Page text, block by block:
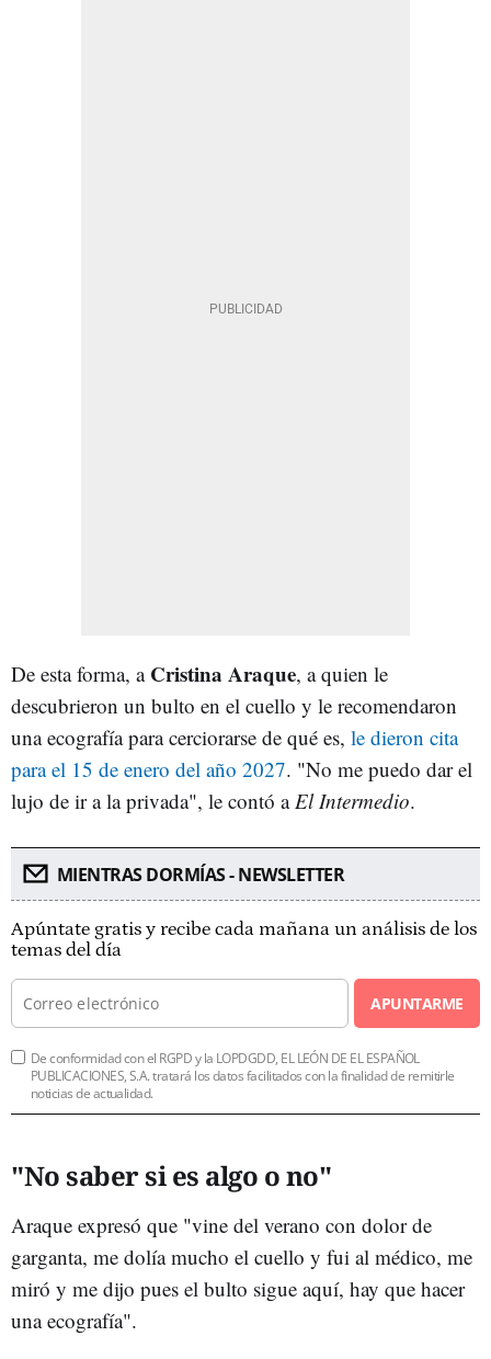
De esta forma, a Cristina Araque, a quien le
descubrieron un bulto en el cuello y le recomendaron
una ecografía para cerciorarse de qué es, le dieron cita
para el 15 de enero del año 2027. "No me puedo dar el
lujo de ir a la privada", le contó a El Intermedio.
MIENTRAS DORMÍAS - NEWSLETTER
Apúntate gratis y recibe cada mañana un análisis de los
temas del día
APUNTARME
De conformidad con el RGPD y la LOPDGDD, EL LEÓN DE EL ESPAÑOL
PUBLICACIONES, S.A. tratará los datos facilitados con la finalidad de remitirle
noticias de actualidad.
"No saber si es algo o no"
Araque expresó que "vine del verano con dolor de
garganta, me dolía mucho el cuello y fui al médico, me
miró y me dijo pues el bulto sigue aquí, hay que hacer
una ecografía".